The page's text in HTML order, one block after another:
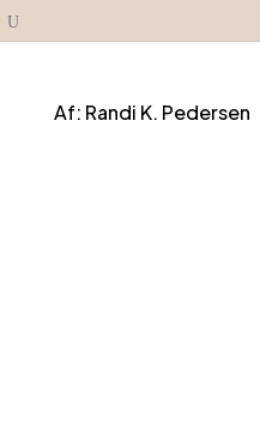
Af: Randi K. Pedersen